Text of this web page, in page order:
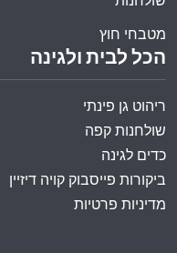
הכל לבית ולגינה
ריהוט גן פינתי
שולחנות קפה
כדים לגינה
ביקורות פייסבוק קויה דיזיין
מדיניות פרטיות
מטבחי חוץ